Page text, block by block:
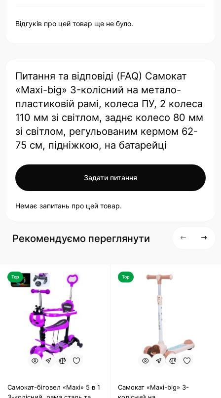
Відгуків про цей товар ще не було.
Питання та відповіді (FAQ) Самокат
«Maxi-big» 3-колісний на метало-
пластиковій рамі, колеса ПУ, 2 колеса
110 мм зі світлом, заднє колесо 80 мм
зі світлом, регульованим кермом 62-
75 см, підніжкою, на батарейці
Задати питання
Немає запитань про цей товар.
Рекомендуємо переглянути
Top
Самокат-біговел «Maxi» 5 в 1
Top
Самокат «Maxi-big» 3-